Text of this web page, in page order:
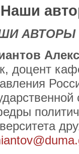
Наши
АВТОРЫ
доцент